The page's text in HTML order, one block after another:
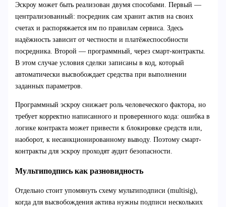
Эскроу может быть реализован двумя способами. Первый —
централизованный: посредник сам хранит актив на своих
счетах и распоряжается им по правилам сервиса. Здесь
надёжность зависит от честности и платёжеспособности
посредника. Второй — программный, через смарт-контракты.
В этом случае условия сделки записаны в код, который
автоматически высвобождает средства при выполнении
заданных параметров.
Программный эскроу снижает роль человеческого фактора, но
требует корректно написанного и проверенного кода: ошибка в
логике контракта может привести к блокировке средств или,
наоборот, к несанкционированному выводу. Поэтому смарт-
контракты для эскроу проходят аудит безопасности.
Мультиподпись как разновидность
Отдельно стоит упомянуть схему мультиподписи (multisig),
когда для высвобождения актива нужны подписи нескольких